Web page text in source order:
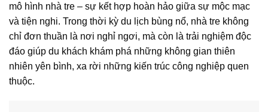
mô hình nhà tre – sự kết hợp hoàn hảo giữa sự mộc mạc
và tiện nghi. Trong thời kỳ du lịch bùng nổ, nhà tre không
chỉ đơn thuần là nơi nghỉ ngơi, mà còn là trải nghiệm độc
đáo giúp du khách khám phá những không gian thiên
nhiên yên bình, xa rời những kiến trúc công nghiệp quen
thuộc.